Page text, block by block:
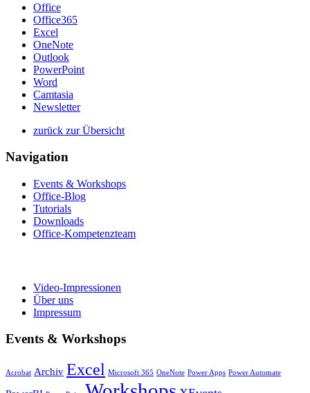
Office
Office365
Excel
OneNote
Outlook
PowerPoint
Word
Camtasia
Newsletter
zurück zur Übersicht
Navigation
Events & Workshops
Office-Blog
Tutorials
Downloads
Office-Kompetenzteam
Video-Impressionen
Über uns
Impressum
Events & Workshops
Acrobat Archiv Excel Microsoft 365 OneNote Power Apps Power Automate